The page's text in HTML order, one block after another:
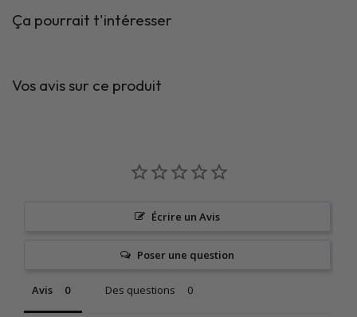
Ça pourrait t'intéresser
Vos avis sur ce produit
Écrire un Avis
Poser une question
Avis Des questions